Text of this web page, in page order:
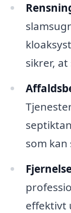
sikrer,
som kan
effektivt